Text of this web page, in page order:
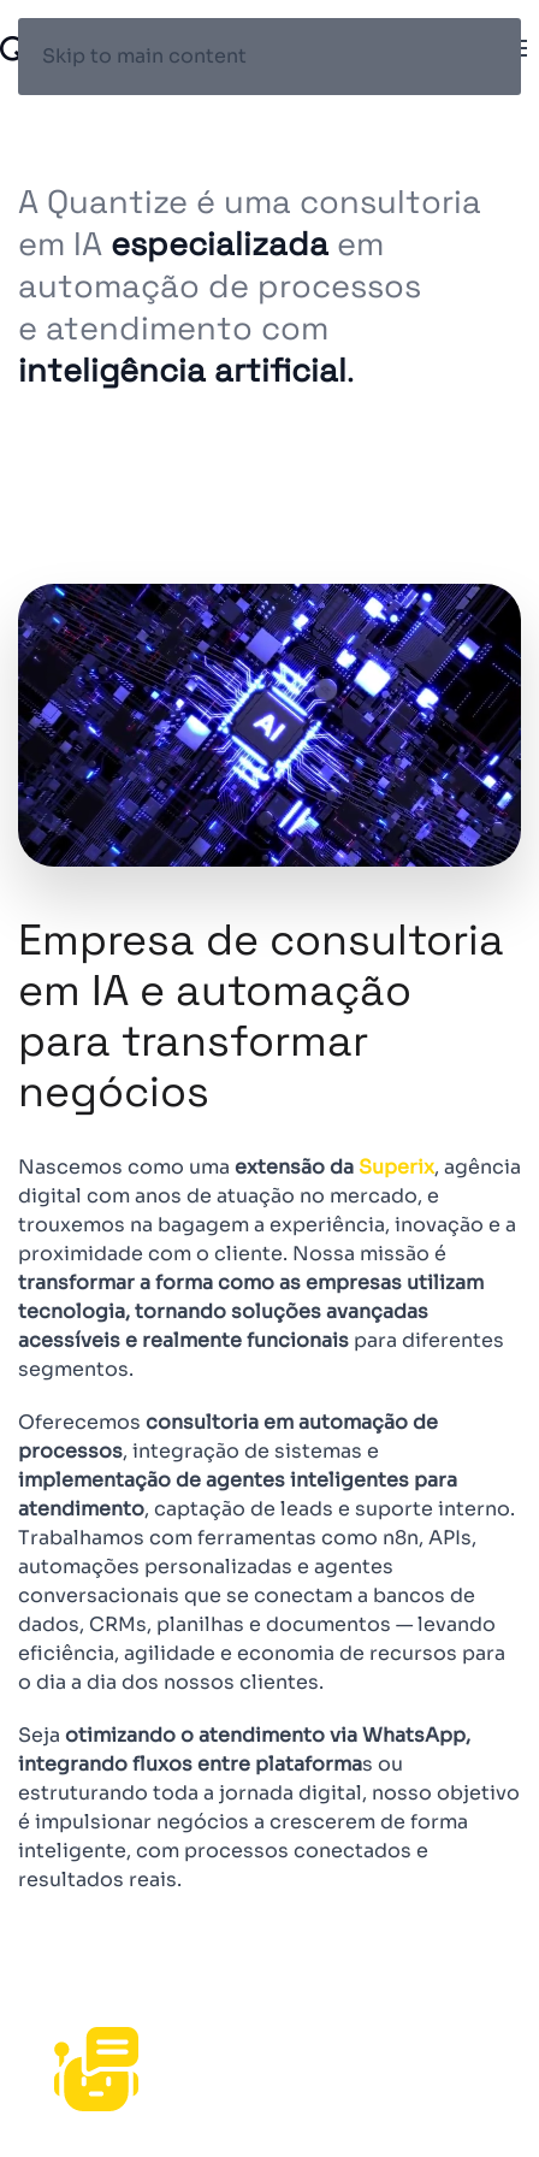
Skip to main content
A Quantize é uma consultoria
em IA especializada em
automação de processos
e atendimento com
inteligência artificial.
Empresa de consultoria
em IA e automação
para transformar
negócios
Nascemos como uma extensão da Superix, agência
digital com anos de atuação no mercado, e
trouxemos na bagagem a experiência, inovação e a
proximidade com o cliente. Nossa missão é
transformar a forma como as empresas utilizam
tecnologia, tornando soluções avançadas
acessíveis e realmente funcionais para diferentes
segmentos.
Oferecemos consultoria em automação de
processos, integração de sistemas e
implementação de agentes inteligentes para
atendimento, captação de leads e suporte interno.
Trabalhamos com ferramentas como n8n, APIs,
automações personalizadas e agentes
conversacionais que se conectam a bancos de
dados, CRMs, planilhas e documentos — levando
eficiência, agilidade e economia de recursos para
o dia a dia dos nossos clientes.
Seja otimizando o atendimento via WhatsApp,
integrando fluxos entre plataformas ou
estruturando toda a jornada digital, nosso objetivo
é impulsionar negócios a crescerem de forma
inteligente, com processos conectados e
resultados reais.